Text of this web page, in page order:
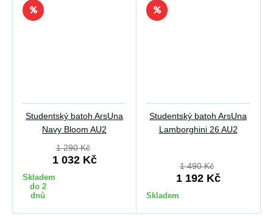
Studentský batoh ArsUna
Navy Bloom AU2
1 290 Kč
1 032 Kč
Skladem
do 2
dnů
Studentský batoh ArsUna
Lamborghini 26 AU2
1 490 Kč
1 192 Kč
Skladem